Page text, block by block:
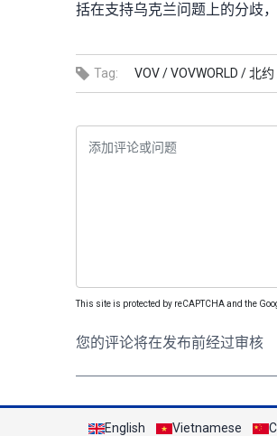
括在支持乌克兰问题上的分歧
Tag: VOV /VOVWORLD /北
This site is protected by reCAPTCHA and the
您的评论将在发布前经过审核
English Vietnamese